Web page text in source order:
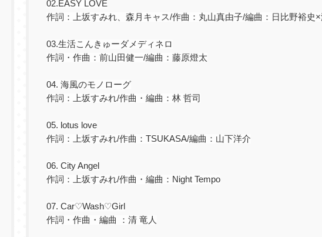
02.EASY LOVE
作詞：上坂すみれ、森月キャス/作曲：丸山真由子/編曲：日比野裕史
03.生活こんきゅーダメディネロ
作詞・作曲：前山田健一/編曲：藤原燈太
04. 海風のモノローグ
作詞：上坂すみれ/作曲・編曲：林 哲司
05. lotus love
作詞：上坂すみれ/作曲： TSUKASA/編曲：山下洋介
06. City Angel
作詞：上坂すみれ/作曲・編曲： Night Tempo
07. Car♡Wash♡Girl
作詞・作曲・編曲 ：清 竜人